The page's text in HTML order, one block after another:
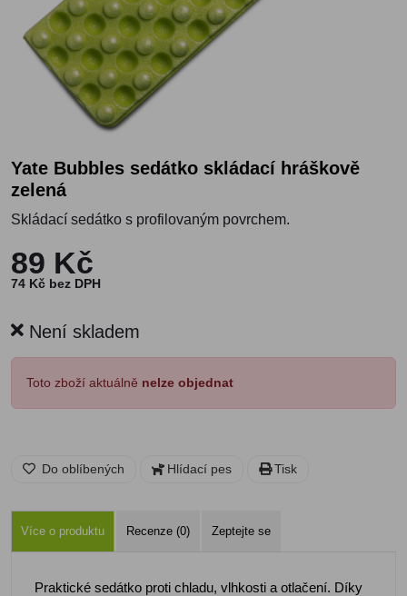
Yate Bubbles sedátko skládací hráškově
zelená
Skládací sedátko s profilovaným povrchem.
89 Kč
74 Kč bez DPH
Není skladem
Toto zboží aktuálně nelze objednat
Do oblíbených Hlídací pes Tisk
Více o produktu Recenze (0) Zeptejte se
Praktické sedátko proti chladu, vlhkosti a otlačení. Díky